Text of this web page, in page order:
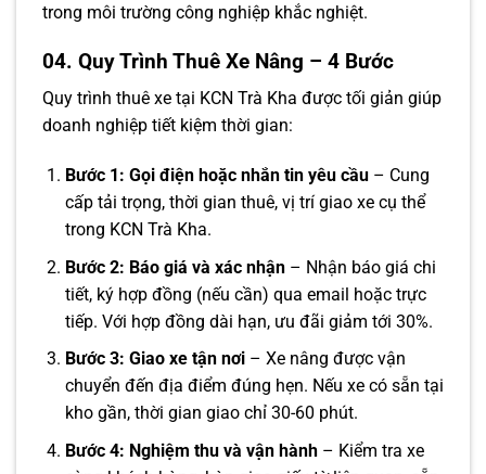
trong môi trường công nghiệp khắc nghiệt.
04. Quy Trình Thuê Xe Nâng – 4 Bước
Quy trình thuê xe tại KCN Trà Kha được tối giản giúp
doanh nghiệp tiết kiệm thời gian:
Bước 1: Gọi điện hoặc nhắn tin yêu cầu– Cung
cấp tải trọng, thời gian thuê, vị trí giao xe cụ thể
trong KCN Trà Kha.
Bước 2: Báo giá và xác nhận– Nhận báo giá chi
tiết, ký hợp đồng (nếu cần) qua email hoặc trực
tiếp. Với hợp đồng dài hạn, ưu đãi giảm tới 30%.
Bước 3: Giao xe tận nơi– Xe nâng được vận
chuyển đến địa điểm đúng hẹn. Nếu xe có sẵn tại
kho gần, thời gian giao chỉ 30-60 phút.
Bước 4: Nghiệm thu và vận hành– Kiểm tra xe